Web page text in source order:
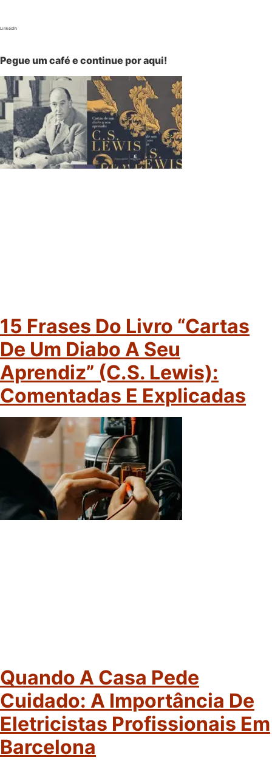
LinkedIn
Pegue um café e continue por aqui!
15 Frases Do Livro “Cartas
De Um Diabo A Seu
Aprendiz” (C.S. Lewis):
Comentadas E Explicadas
Quando A Casa Pede
Cuidado: A Importância De
Eletricistas Profissionais Em
Barcelona